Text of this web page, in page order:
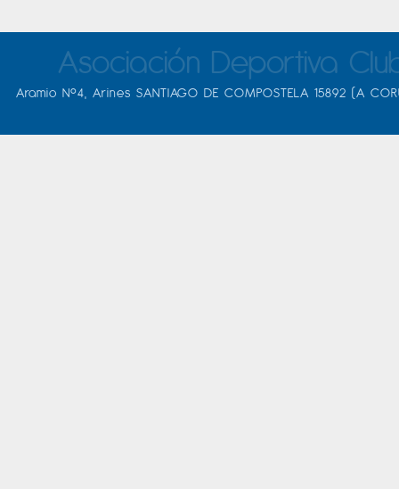
Asociación Deportiva
Aramio Nº4, Arines SANTIAGO DE COMPOSTELA 15892 (A